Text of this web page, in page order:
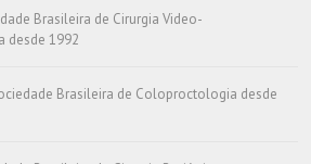
Brasileira de Cirurgia Video-
desde 1992
Brasileira de Coloproctologia desde